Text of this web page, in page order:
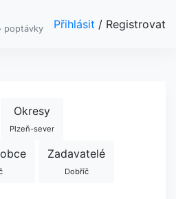
poptávky Přihlásit / Registrovat
Okresy
Plzeň-sever
Zadavatelé
Dobříč